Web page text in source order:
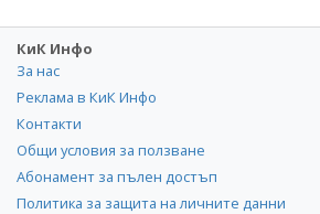
КиК Инфо
За нас
Реклама в КиК Инфо
Контакти
Общи условия за ползване
Абонамент за пълен достъп
Политика за защита на личните данни